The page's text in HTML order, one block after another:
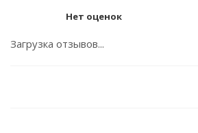
Нет оценок
Загрузка отзывов...